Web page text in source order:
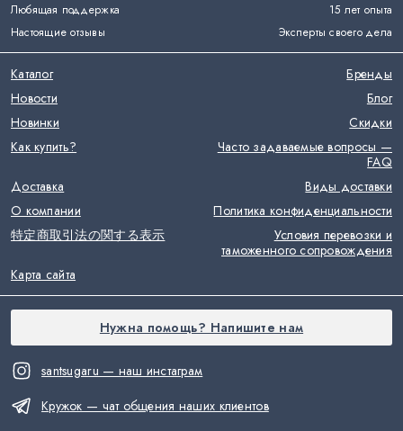
Любящая поддержка
15 лет опыта
Настоящие отзывы
Эксперты своего дела
santsugaru — наш инстаграм
Кружок — чат общения наших клиентов
Каталог
Бренды
Новости
Блог
Новинки
Скидки
Как купить?
Часто задаваемые вопросы —
FAQ
Доставка
Виды доставки
О компании
Политика конфиденциальности
特定商取引法の関する表示
Условия перевозки и
таможенного сопровождения
Карта сайта
Нужна помощь? Напишите нам